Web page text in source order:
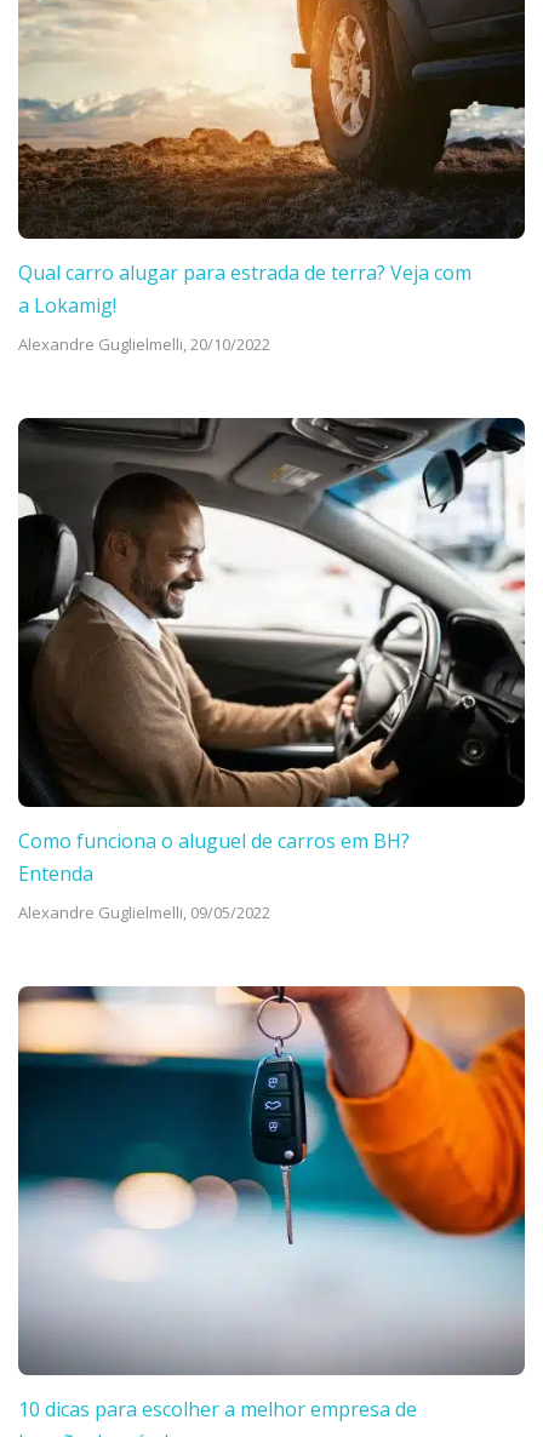
Qual carro alugar para estrada de terra? Veja com
a Lokamig!
Alexandre Guglielmelli,20/10/2022
Como funciona o aluguel de carros em BH?
Entenda
Alexandre Guglielmelli, 09/05/2022
10 dicas para escolher a melhor empresa de